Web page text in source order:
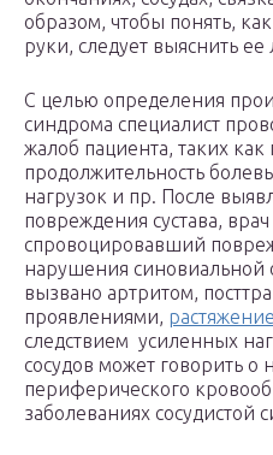
образом, чтобы понять,
руки, следует выяснить
С целью определения
синдрома специалист
жалоб пациента, таких как
продолжительность
нагрузок и пр. После
повреждения сустава,
спровоцировавший
нарушения синовиальной
вызвано артритом,
проявлениями,
следствием усиленных
сосудов может говорить о
периферического
заболеваниях сосудистой